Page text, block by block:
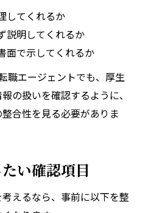
してくれるか
説明してくれるか
面で示してくれるか
職エージェントでも、厚生
の扱いを確認するように、
合性を見る必要がありま
い確認項目
えるなら、事前に以下を整